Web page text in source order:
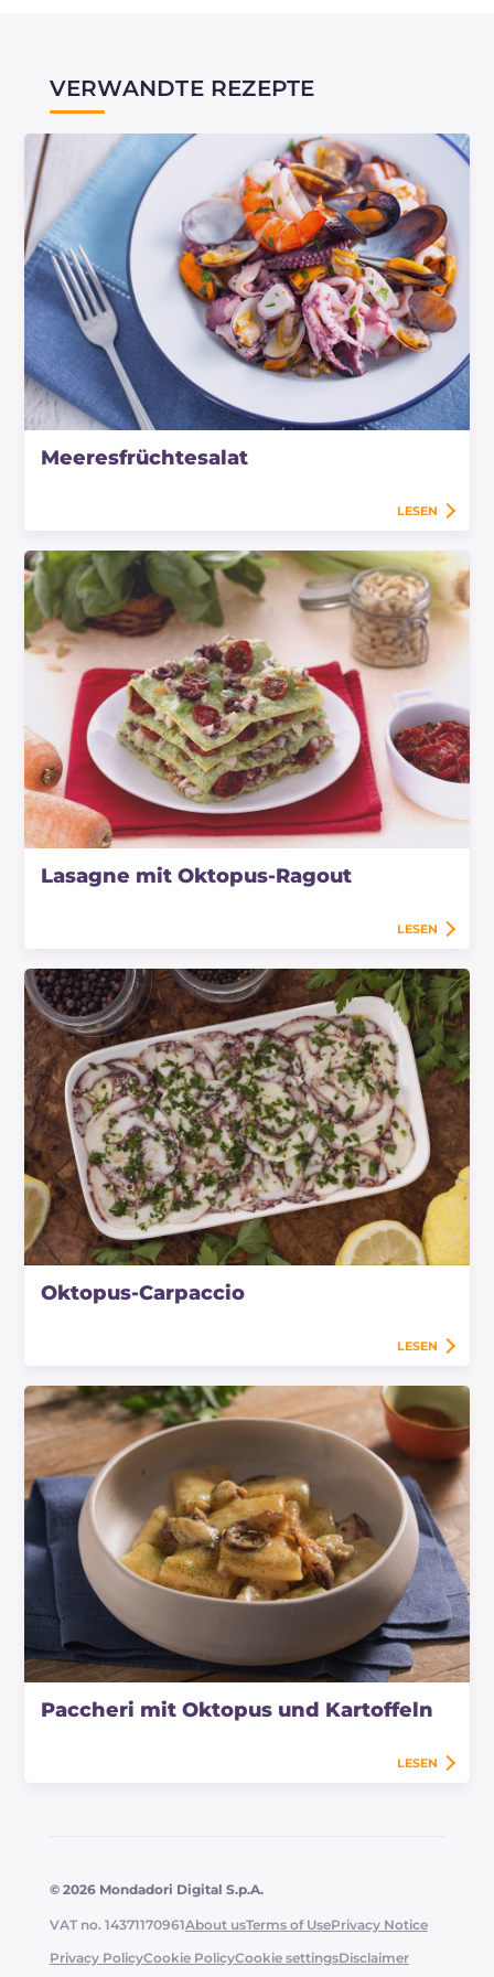
schneiden Sie ihn mit einem Messer in mehr
ein mit Backpapier ausgelegtes Tablett und
stellen Sie es in den Gefrierschrank. Sobald die
Stücke gefroren sind, geben Sie sie in einen
Gefrierbeutel, so dass Sie die benötigte Menge
nach und nach auftauen können.
VERWANDTE REZEPTE
Meeresfrüchtesalat
LESEN
Lasagne mit Oktopus-Ragout
LESEN
Oktopus-Carpaccio
LESEN
Paccheri mit Oktopus und Kartoffeln
LESEN
© 2026 Mondadori Digital S.p.A.
VAT no. 14371170961About usTerms of UsePrivacy Notice
Privacy PolicyCookie PolicyCookie settingsDisclaimer